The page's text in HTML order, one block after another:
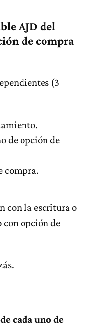
AJD del
de compra
(3
de opción de
compra.
con la escritura o
opción de
cada uno de